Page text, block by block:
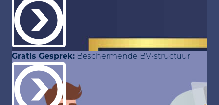
Gratis Gesprek: Beschermende BV-structuur